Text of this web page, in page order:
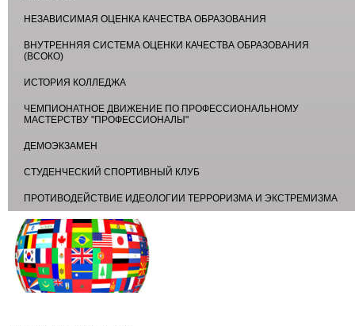
НЕЗАВИСИМАЯ ОЦЕНКА КАЧЕСТВА ОБРАЗОВАНИЯ
ВНУТРЕННЯЯ СИСТЕМА ОЦЕНКИ КАЧЕСТВА ОБРАЗОВАНИЯ
(ВСОКО)
ИСТОРИЯ КОЛЛЕДЖА
ЧЕМПИОНАТНОЕ ДВИЖЕНИЕ ПО ПРОФЕССИОНАЛЬНОМУ
МАСТЕРСТВУ "ПРОФЕССИОНАЛЫ"
ДЕМОЭКЗАМЕН
СТУДЕНЧЕСКИЙ СПОРТИВНЫЙ КЛУБ
ПРОТИВОДЕЙСТВИЕ ИДЕОЛОГИИ ТЕРРОРИЗМА И ЭКСТРЕМИЗМА